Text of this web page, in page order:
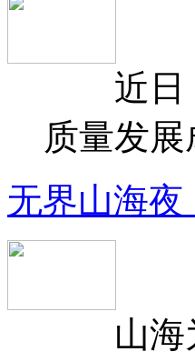
近日，
质量发
无界山海
山海为